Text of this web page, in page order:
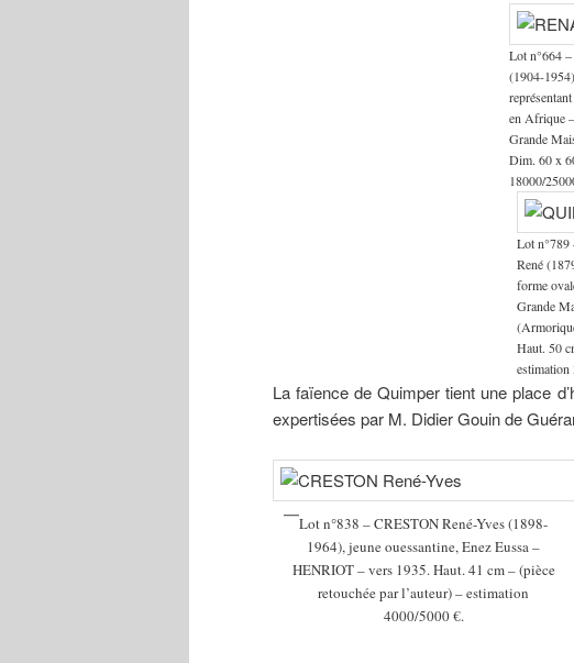
Lot n°664
(1904-
en Afrique
Grande
Dim. 60 x
18000/
Lot
René
forme
Grande
Haut. 50
estimation
La faïence de Quimper tient une place
expertisées par M. Didier Gouin de
Lot n°838 – CRESTON René-Yves (1898-
1964), jeune ouessantine, Enez Eussa –
HENRIOT – vers 1935. Haut. 41 cm – (pièce
retouchée par l’auteur) – estimation
4000/5000 €.